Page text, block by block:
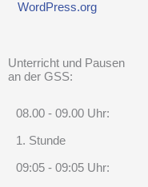
WordPress.org
Unterricht und Pausen
an der GSS:
08.00 - 09.00 Uhr:
1. Stunde
09:05 - 09:05 Uhr: